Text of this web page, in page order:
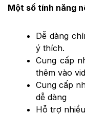
Một số tính năng
Dễ dàng
ý thích.
Cung cấp
thêm vào
Cung cấp
dễ dàng
Hỗ trợ